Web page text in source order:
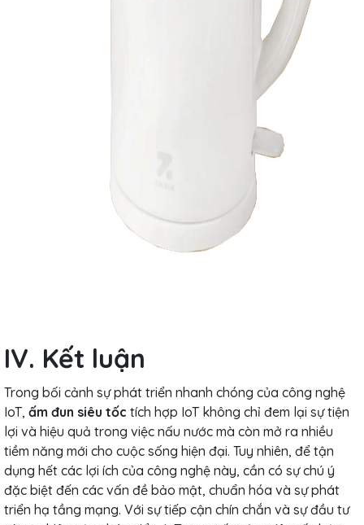
IV. Kết luận
Trong bối cảnh sự phát triển nhanh chóng của công nghệ
IoT, ấm đun siêu tốc tích hợp IoT không chỉ đem lại sự tiện
lợi và hiệu quả trong việc nấu nước mà còn mở ra nhiều
tiềm năng mới cho cuộc sống hiện đại. Tuy nhiên, để tận
dụng hết các lợi ích của công nghệ này, cần có sự chú ý
đặc biệt đến các vấn đề bảo mật, chuẩn hóa và sự phát
triển hạ tầng mạng. Với sự tiếp cận chín chắn và sự đầu tư